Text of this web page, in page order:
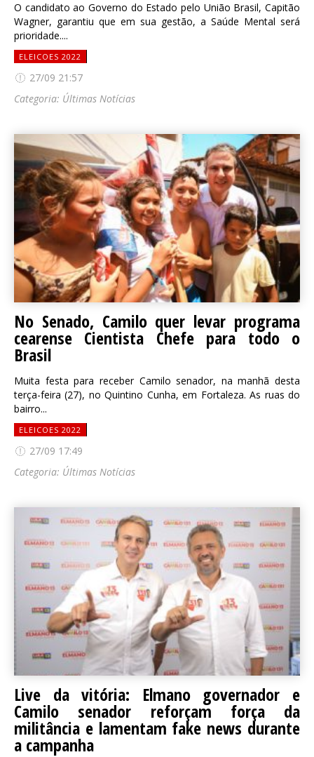
O candidato ao Governo do Estado pelo União Brasil, Capitão
Wagner, garantiu que em sua gestão, a Saúde Mental será
prioridade....
ELEICOES 2022
27/09 21:57
Categoria: Últimas Notícias
No Senado, Camilo quer levar programa
cearense Cientista Chefe para todo o
Brasil
Muita festa para receber Camilo senador, na manhã desta
terça-feira (27), no Quintino Cunha, em Fortaleza. As ruas do
bairro...
ELEICOES 2022
27/09 17:49
Categoria: Últimas Notícias
Live da vitória: Elmano governador e
Camilo senador reforçam força da
militância e lamentam fake news durante
a campanha